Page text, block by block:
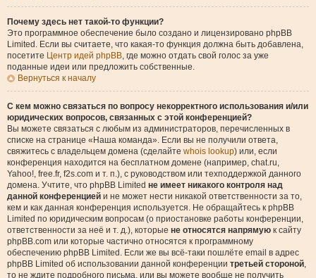
Почему здесь нет такой-то функции?
Это программное обеспечение было создано и лицензировано phpBB
Limited. Если вы считаете, что какая-то функция должна быть добавлена,
посетите Центр идей phpBB, где можно отдать свой голос за уже
поданные идеи или предложить собственные.
Вернуться к началу
С кем можно связаться по вопросу некорректного использования и/или
юридических вопросов, связанных с этой конференцией?
Вы можете связаться с любым из администраторов, перечисленных в
списке на странице «Наша команда». Если вы не получили ответа,
свяжитесь с владельцем домена (сделайте whois lookup) или, если
конференция находится на бесплатном домене (например, chat.ru,
Yahoo!, free.fr, f2s.com и т. п.), с руководством или техподдержкой данного
домена. Учтите, что phpBB Limited не имеет никакого контроля над
данной конференцией и не может нести никакой ответственности за то,
кем и как данная конференция используется. Не обращайтесь к phpBB
Limited по юридическим вопросам (о приостановке работы конференции,
ответственности за неё и т. д.), которые не относятся напрямую к сайту
phpBB.com или которые частично относятся к программному
обеспечению phpBB Limited. Если же вы всё-таки пошлёте email в адрес
phpBB Limited об использовании данной конференции третьей стороной,
то не ждите подробного письма, или вы можете вообще не получить